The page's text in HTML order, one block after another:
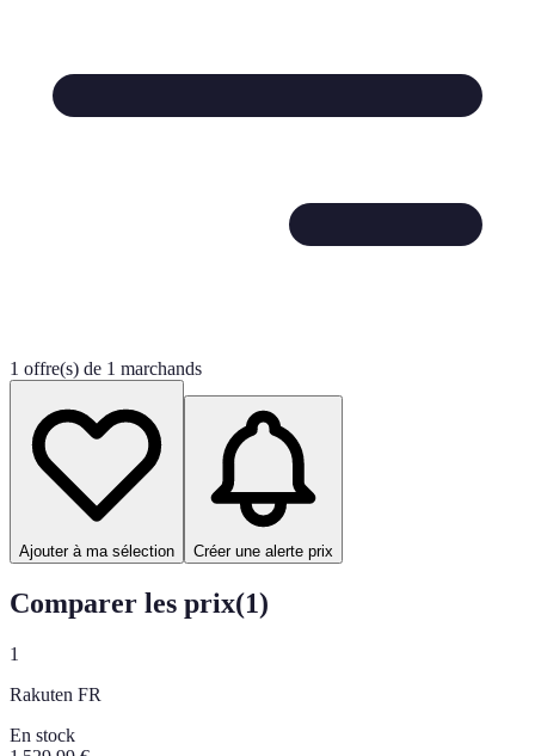
1 offre(s) de 1 marchands
Ajouter à ma sélection Créer une alerte prix
Comparer les prix(1)
1
Rakuten FR
En stock